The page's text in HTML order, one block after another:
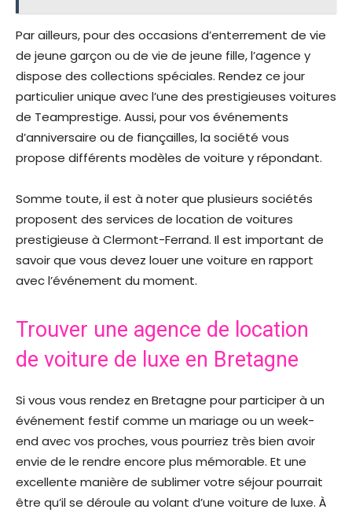
Par ailleurs, pour des occasions d’enterrement de vie
de jeune garçon ou de vie de jeune fille, l’agence y
dispose des collections spéciales. Rendez ce jour
particulier unique avec l’une des prestigieuses voitures
de Teamprestige. Aussi, pour vos événements
d’anniversaire ou de fiançailles, la société vous
propose différents modèles de voiture y répondant.
Somme toute, il est à noter que plusieurs sociétés
proposent des services de location de voitures
prestigieuse à Clermont-Ferrand. Il est important de
savoir que vous devez louer une voiture en rapport
avec l’événement du moment.
Trouver une agence de location
de voiture de luxe en Bretagne
Si vous vous rendez en Bretagne pour participer à un
événement festif comme un mariage ou un week-
end avec vos proches, vous pourriez très bien avoir
envie de le rendre encore plus mémorable. Et une
excellente manière de sublimer votre séjour pourrait
être qu’il se déroule au volant d’une voiture de luxe. À